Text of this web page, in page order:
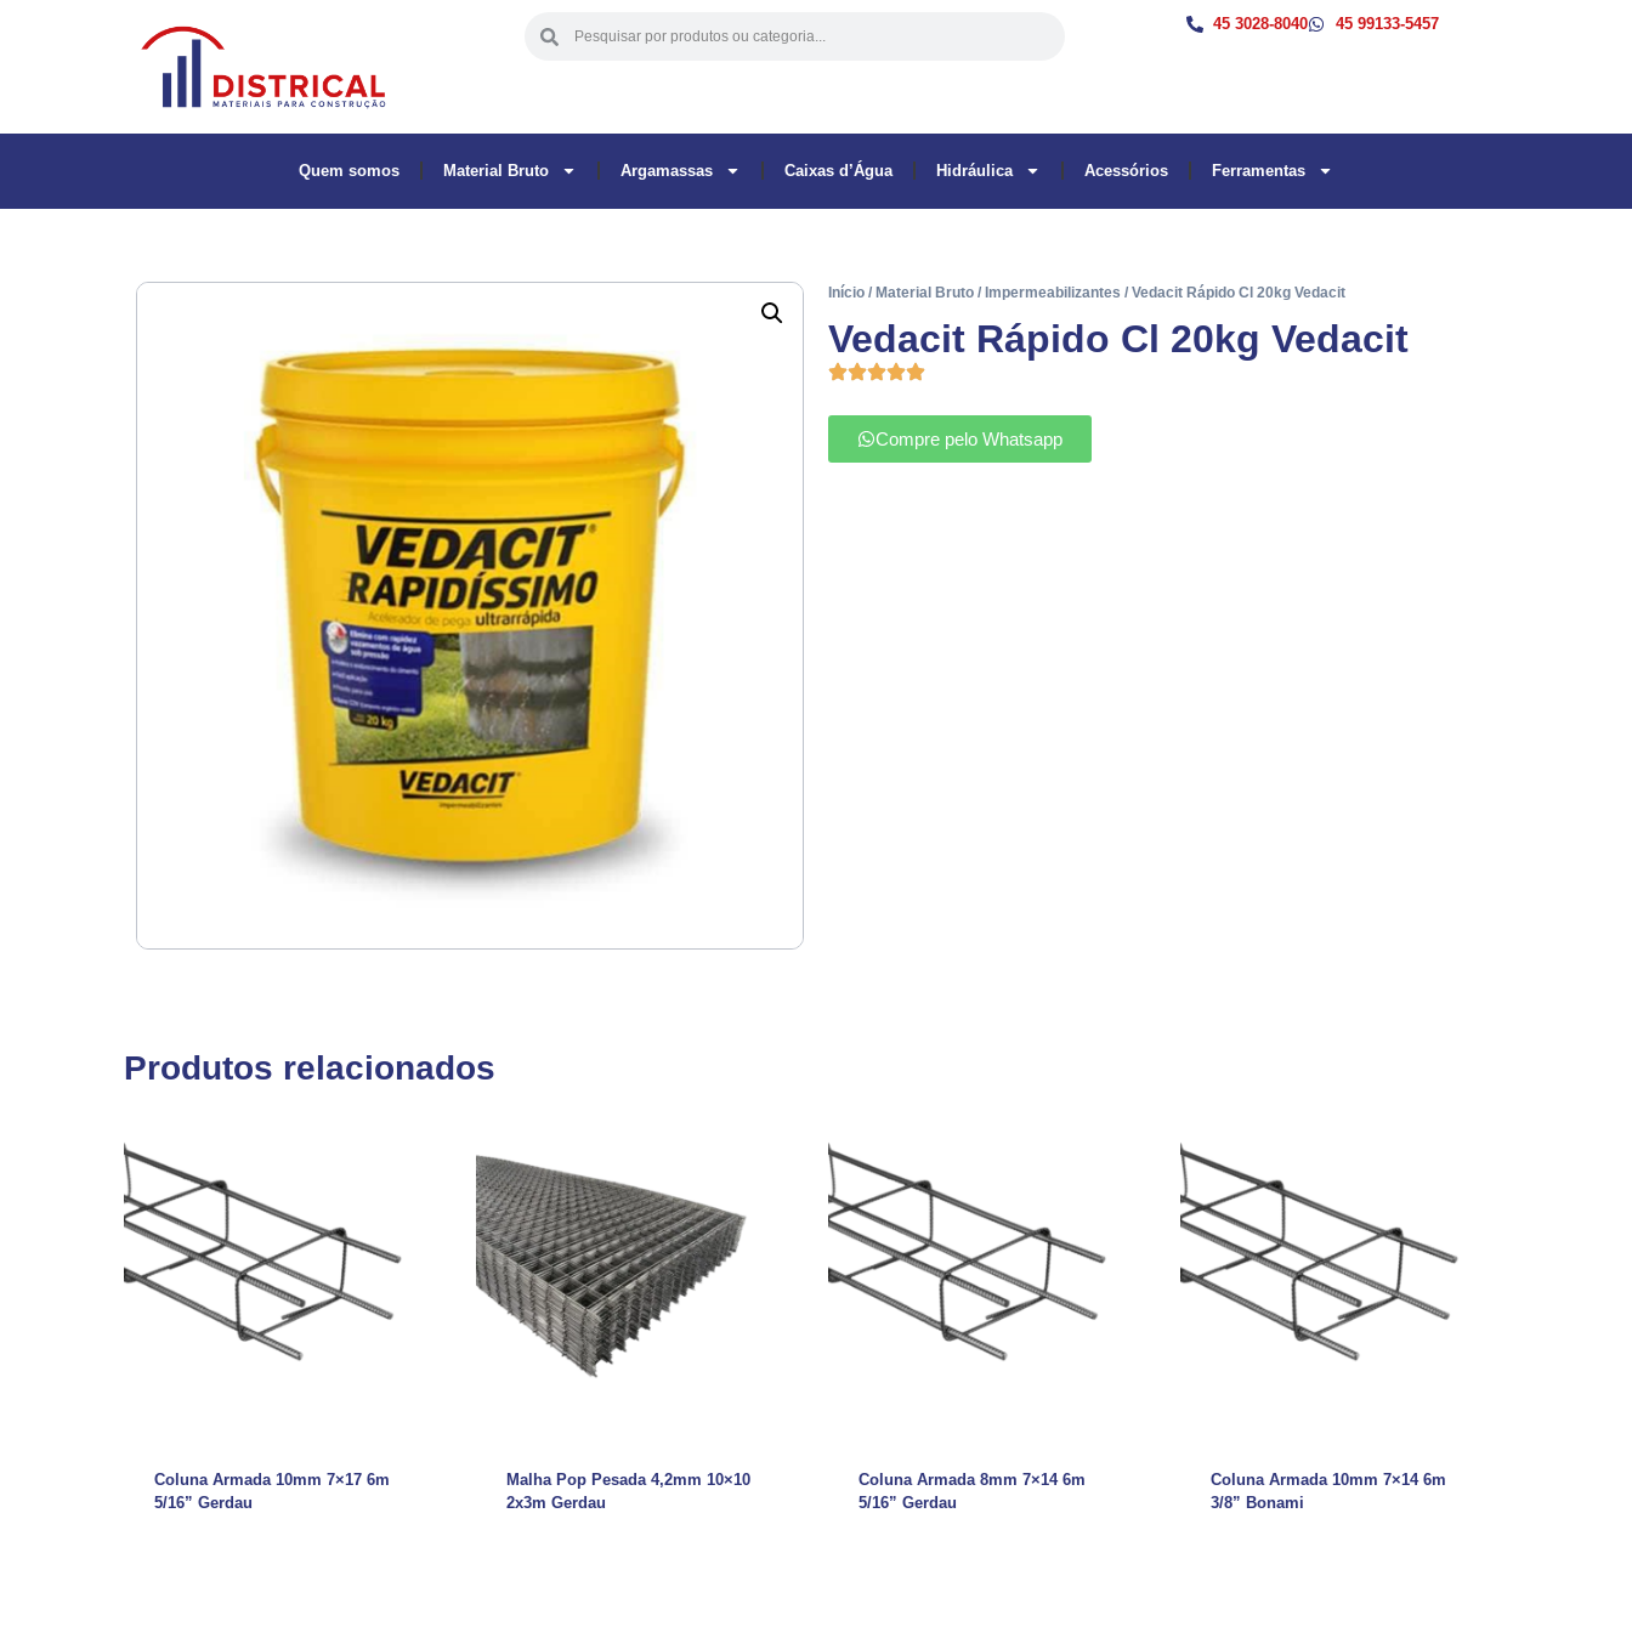
45 3028-8040 45 99133-5457
Quem somos Material Bruto Argamassas Caixas d’Água Hidráulica Acessórios Ferramentas
Início / Material Bruto / Impermeabilizantes / Vedacit Rápido Cl 20kg Vedacit
Vedacit Rápido Cl 20kg Vedacit
Compre pelo Whatsapp
Produtos relacionados
Coluna Armada 10mm 7×17 6m
5/16” Gerdau
Malha Pop Pesada 4,2mm 10×10
2x3m Gerdau
Coluna Armada 8mm 7×14 6m
5/16” Gerdau
Coluna Armada 10mm 7×14 6m
3/8” Bonami